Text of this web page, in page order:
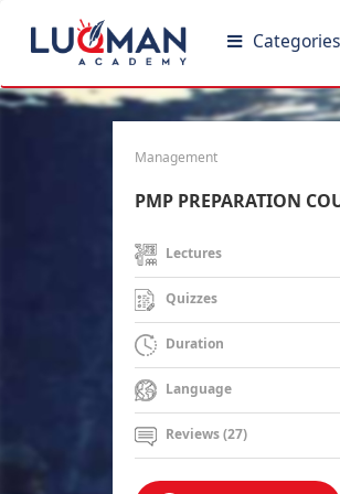
Categories
Management
PMP PREPARATION
Lectures
Quizzes
Duration
Language
Reviews (27)